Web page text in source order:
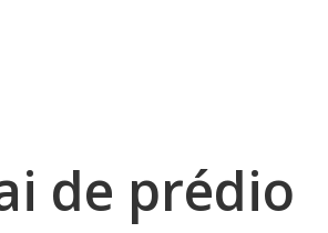
de prédio